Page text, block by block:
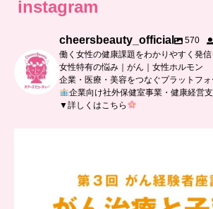
instagram
cheersbeauty_official 570
働く女性の健康課題をわかりやすく発信
女性特有の悩み｜がん｜女性ホルモン
企業・医療・美容をつなぐプラットフォ
企業向け社外保健室事業・健康経営
▼詳しくはこちら